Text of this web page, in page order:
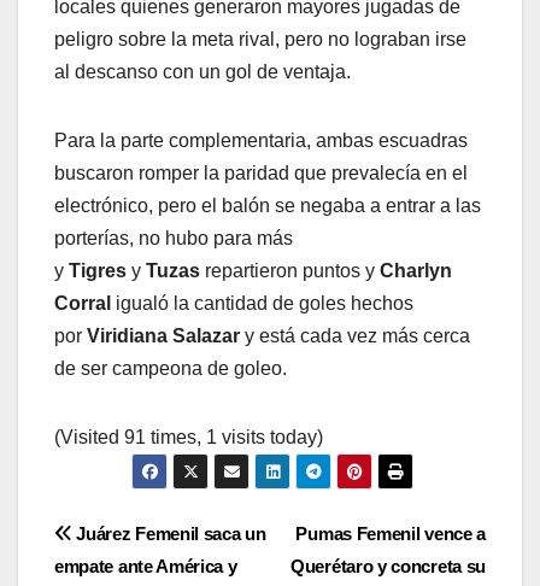
locales quienes generaron mayores jugadas de
peligro sobre la meta rival, pero no lograban irse
al descanso con un gol de ventaja.
Para la parte complementaria, ambas escuadras
buscaron romper la paridad que prevalecía en el
electrónico, pero el balón se negaba a entrar a las
porterías, no hubo para más
y Tigres y Tuzas repartieron puntos y Charlyn
Corral igualó la cantidad de goles hechos
por Viridiana Salazar y está cada vez más cerca
de ser campeona de goleo.
(Visited 91 times, 1 visits today)
Navegación
Pumas Femenil vence a
Querétaro y concreta su
Juárez Femenil saca un
empate ante América y